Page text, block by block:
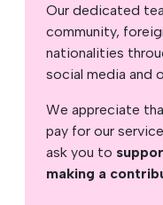
Our dedicated
community,
nationalities
social media and
We appreciate
pay for our
ask you to
making a